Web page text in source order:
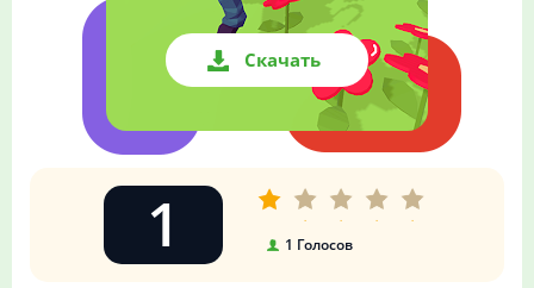
Скачать
1 1 Голосов